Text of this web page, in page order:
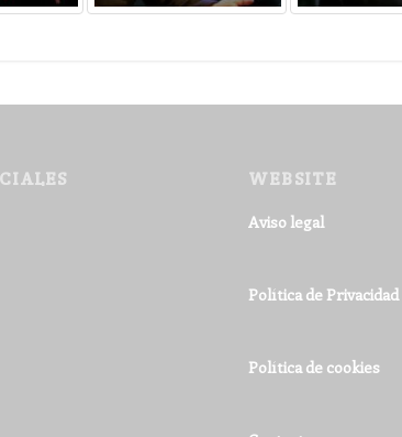
WEBSITE
Aviso legal
Política de Privacidad
Política de cookies